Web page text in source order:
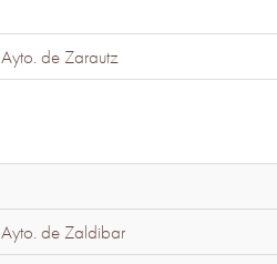
Ayto. de Zarautz
Ayto. de Zaldibar